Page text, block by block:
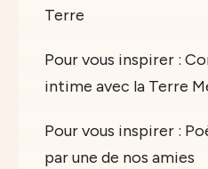
Terre
Pour vous inspirer :
intime avec la Terre
Pour vous inspirer :
par une de nos amies